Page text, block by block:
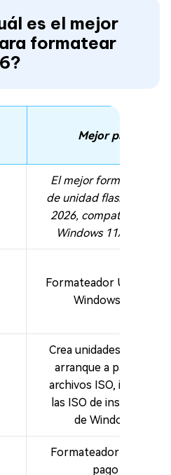
es el mejor
formatear
Mejor para
El mejor formateador
de unidad flash USB en
2026, compatible con
Windows 11/10/8/7
Formateador USB para
Windows XP
Crea unidades USB de
arranque a partir de
archivos ISO, incluidas
las ISO de instalación
de Windows
Formateador USB de
pago